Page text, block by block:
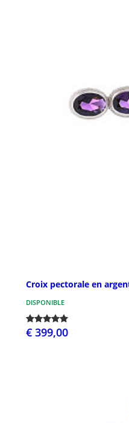
Croix pectorale en
DISPONIBLE
€ 399,00